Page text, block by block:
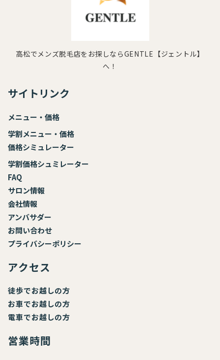
高松でメンズ脱毛店をお探しならGENTLE【ジェントル】
へ！
サイトリンク
メニュー・価格
学割メニュー・価格
価格シミュレーター
学割価格シュミレーター
FAQ
サロン情報
会社情報
アンバサダー
お問い合わせ
プライバシーポリシー
アクセス
徒歩でお越しの方
お車でお越しの方
電車でお越しの方
営業時間